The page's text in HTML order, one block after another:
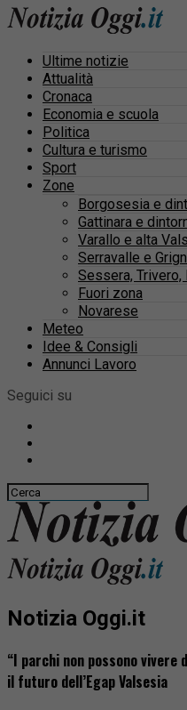
Ultime notizie
Attualità
Cronaca
Economia e scuola
Politica
Cultura e turismo
Sport
Zone
Borgosesia e
Gattinara e
Varallo e alta
Serravalle e
Sessera,
Fuori zona
Novarese
Meteo
Idee & Consigli
Annunci Lavoro
Seguici su
Notizia Oggi.it
“I parchi non possono
il futuro dell’Egap Valsesia